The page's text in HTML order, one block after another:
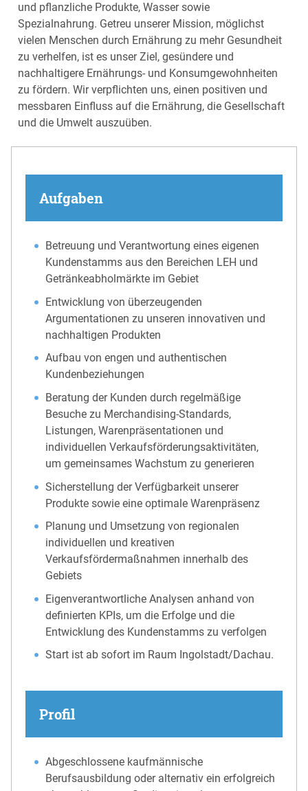
und pflanzliche Produkte, Wasser sowie
Spezialnahrung. Getreu unserer Mission, möglichst
vielen Menschen durch Ernährung zu mehr Gesundheit
zu verhelfen, ist es unser Ziel, gesündere und
nachhaltigere Ernährungs- und Konsumgewohnheiten
zu fördern. Wir verpflichten uns, einen positiven und
messbaren Einfluss auf die Ernährung, die Gesellschaft
und die Umwelt auszuüben.
Aufgaben
Betreuung und Verantwortung eines eigenen
Kundenstamms aus den Bereichen LEH und
Getränkeabholmärkte im Gebiet
Entwicklung von überzeugenden
Argumentationen zu unseren innovativen und
nachhaltigen Produkten
Aufbau von engen und authentischen
Kundenbeziehungen
Beratung der Kunden durch regelmäßige
Besuche zu Merchandising-Standards,
Listungen, Warenpräsentationen und
individuellen Verkaufsförderungsaktivitäten,
um gemeinsames Wachstum zu generieren
Sicherstellung der Verfügbarkeit unserer
Produkte sowie eine optimale Warenpräsenz
Planung und Umsetzung von regionalen
individuellen und kreativen
Verkaufsfördermaßnahmen innerhalb des
Gebiets
Eigenverantwortliche Analysen anhand von
definierten KPIs, um die Erfolge und die
Entwicklung des Kundenstamms zu verfolgen
Start ist ab sofort im Raum Ingolstadt/Dachau.
Profil
Abgeschlossene kaufmännische
Berufsausbildung oder alternativ ein erfolgreich